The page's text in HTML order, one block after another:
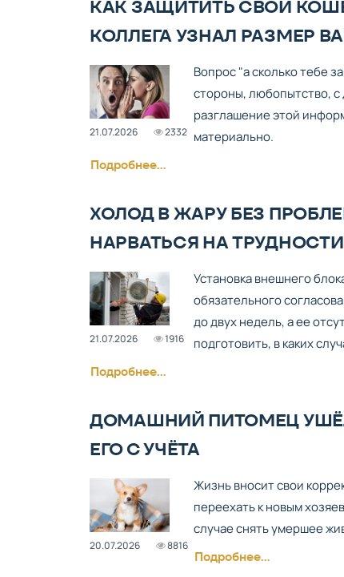
КАК ЗАЩИТИТЬ СВОЙ
КОЛЛЕГА УЗНАЛ РАЗМЕР
21.07.2026 2332
Вопрос "а сколько тебе
стороны, любопытство, с
разглашение этой
материально.
Подробнее...
ХОЛОД В ЖАРУ БЕЗ
НАРВАТЬСЯ НА ТРУДНОСТИ
21.07.2026 1916
Установка внешнего
обязательного
до двух недель, а ее
подготовить, в каких
Подробнее...
ДОМАШНИЙ ПИТОМЕЦ
ЕГО С УЧЁТА
20.07.2026 8816
Жизнь вносит свои
переехать к новым
случае снять умершее
Подробнее...